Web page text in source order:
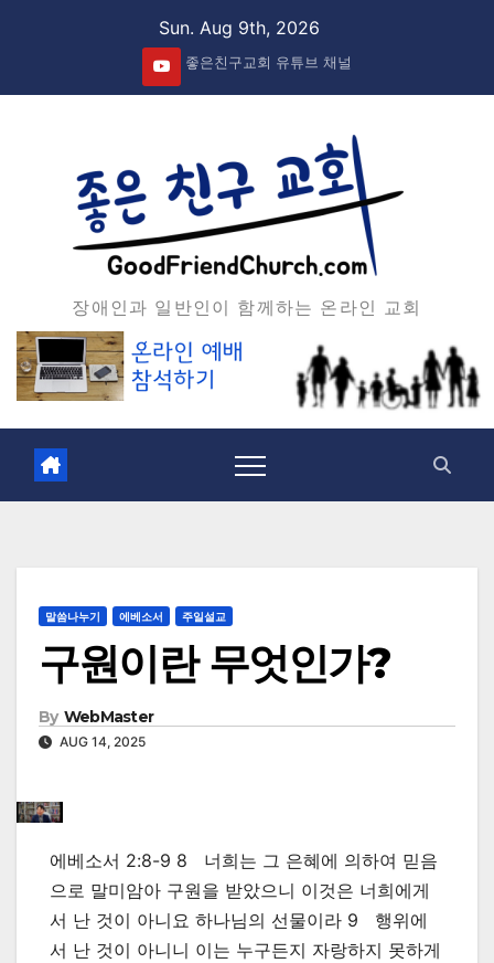
Sun. Aug 9th, 2026
좋은친구교회 유튜브 채널
장애인과 일반인이 함께하는 온라인 교회
말씀나누기 에베소서 주일설교
구원이란 무엇인가?
By WebMaster
AUG 14, 2025
에베소서 2:8-9 8 너희는 그 은혜에 의하여 믿음
으로 말미암아 구원을 받았으니 이것은 너희에게
서 난 것이 아니요 하나님의 선물이라 9 행위에
서 난 것이 아니니 이는 누구든지 자랑하지 못하게